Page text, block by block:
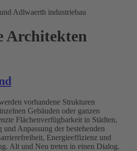
Architekten
vorhandene Strukturen
Gebäuden oder ganzen
Flächenverfügbarkeit in Städten,
Anpassung der bestehenden
Energieeffizienz und
Alt und Neu treten in einen Dialog.